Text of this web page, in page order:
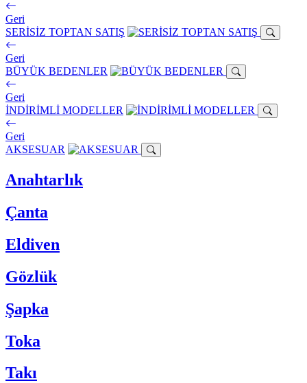
Geri
SERİSİZ TOPTAN SATIŞ
Geri
BÜYÜK BEDENLER
Geri
İNDİRİMLİ MODELLER
Geri
AKSESUAR
Anahtarlık
Çanta
Eldiven
Gözlük
Şapka
Toka
Takı